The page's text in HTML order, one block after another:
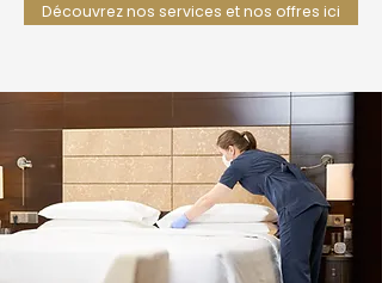
Découvrez nos services et nos offres ici